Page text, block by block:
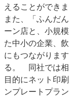
えることができ
また、「ふんだ
ーン店と、小規
た中小の企業、
にもつながりま
る。 同社では相
目的にネット印
ンプレートプラ